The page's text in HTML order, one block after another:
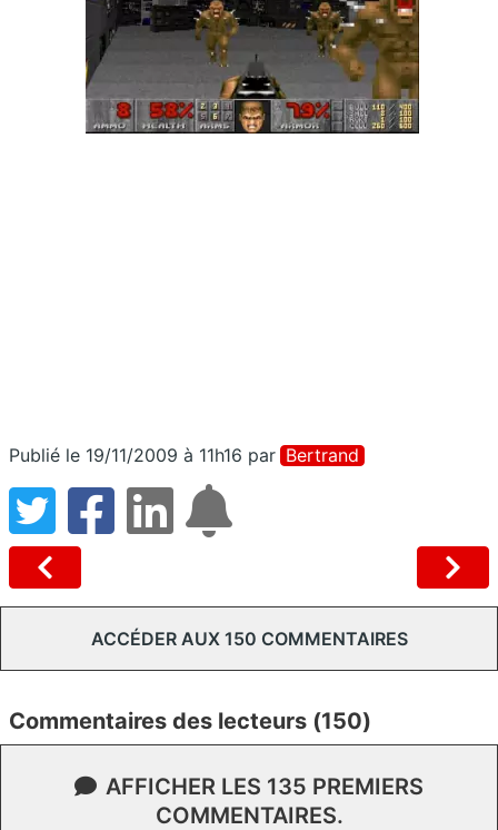
Publié le 19/11/2009 à 11h16 par Bertrand
ACCÉDER AUX 150 COMMENTAIRES
Commentaires des lecteurs (150)
AFFICHER LES 135 PREMIERS
COMMENTAIRES.